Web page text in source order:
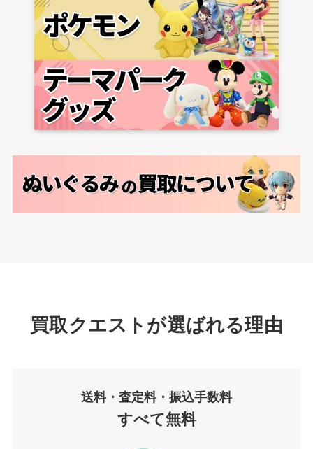
買取クエストが選ばれる理由
送料・査定料・振込手数料
すべて無料